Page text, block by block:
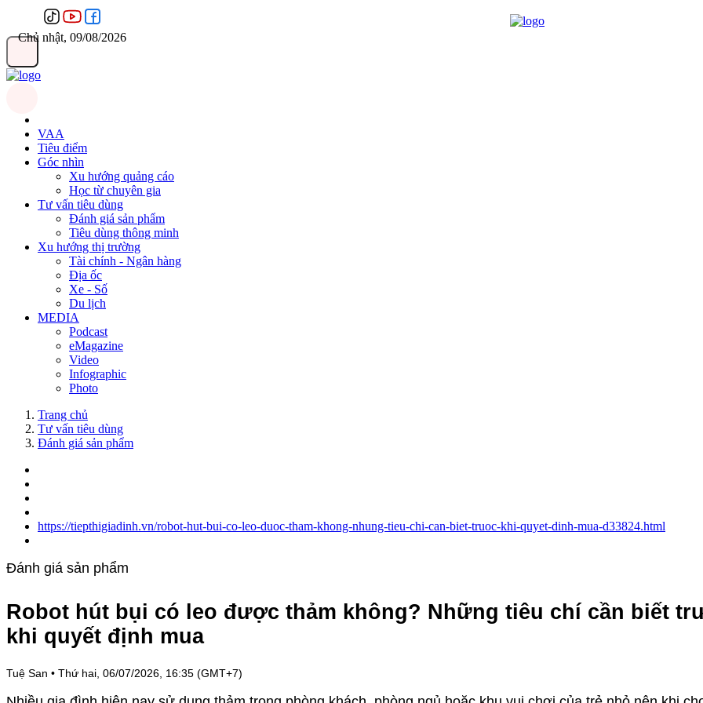
Chủ nhật, 09/08/2026
VAA
Tiêu điểm
Góc nhìn
Xu hướng quảng cáo
Học từ chuyên gia
Tư vấn tiêu dùng
Đánh giá sản phẩm
Tiêu dùng thông minh
Xu hướng thị trường
Tài chính - Ngân hàng
Địa ốc
Xe - Số
Du lịch
MEDIA
Podcast
eMagazine
Video
Infographic
Photo
Trang chủ
Tư vấn tiêu dùng
Đánh giá sản phẩm
https://tiepthigiadinh.vn/robot-hut-bui-co-leo-duoc-tham-khong-nhung-tieu-chi-can-biet-truoc-khi-quyet-dinh-mua-d33824.html
Đánh giá sản phẩm
Robot hút bụi có leo được thảm không? Những tiêu chí cần biết
khi quyết định mua
Tuệ San • Thứ hai, 06/07/2026, 16:35 (GMT+7)